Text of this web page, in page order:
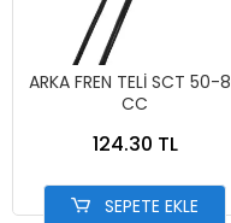
ARKA FREN TELİ SCT 50-
CC
124.30 TL
SEPETE EKLE